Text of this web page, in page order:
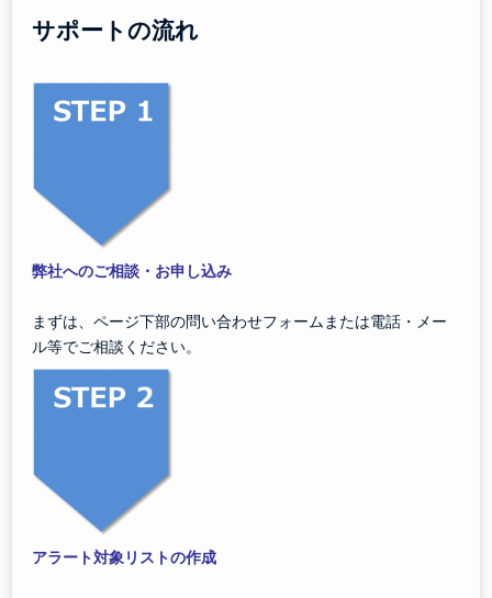
サポートの流れ
弊社へのご相談・お申し込み
まずは、ページ下部の問い合わせフォームまたは電話・メー
ル等でご相談ください。
アラート対象リストの作成